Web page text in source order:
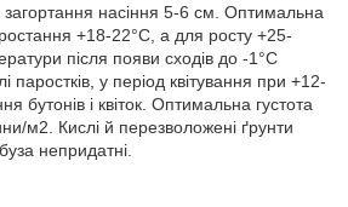
загортання насіння 5-6 см. Оптимальна
+18-22°С, а для росту +25-
після появи сходів до -1°С
паростків, у період квітування при +12-
бутонів і квіток. Оптимальна густота
м2 . Кислі й перезволожені ґрунти
непридатні.